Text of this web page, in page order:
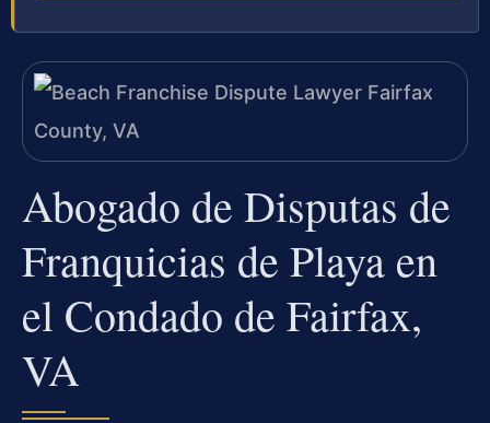
Abogado de Disputas de
Franquicias de Playa en
el Condado de Fairfax,
VA